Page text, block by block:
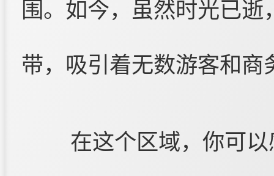
围。如今，虽然时光已
带，吸引着无数游客和商
在这个区域，你可